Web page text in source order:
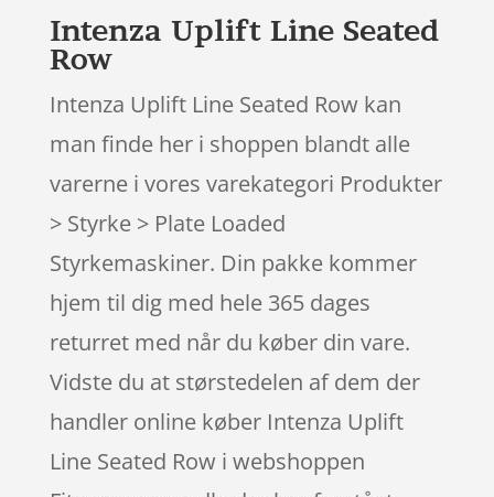
Intenza Uplift Line Seated
Row
Intenza Uplift Line Seated Row kan
man finde her i shoppen blandt alle
varerne i vores varekategori Produkter
> Styrke > Plate Loaded
Styrkemaskiner. Din pakke kommer
hjem til dig med hele 365 dages
returret med når du køber din vare.
Vidste du at størstedelen af dem der
handler online køber Intenza Uplift
Line Seated Row i webshoppen